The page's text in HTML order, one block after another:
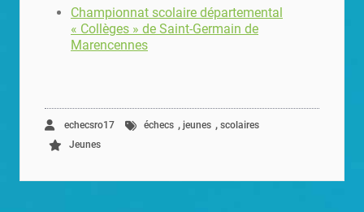
Championnat scolaire départemental
« Collèges » de Saint-Germain de
Marencennes
echecsro17 échecs , jeunes , scolaires
Jeunes